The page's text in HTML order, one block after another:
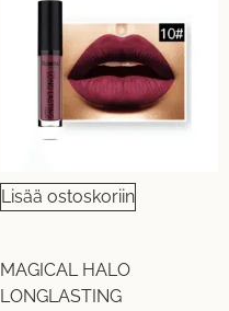
Lisää ostoskoriin
MAGICAL HALO
LONGLASTING